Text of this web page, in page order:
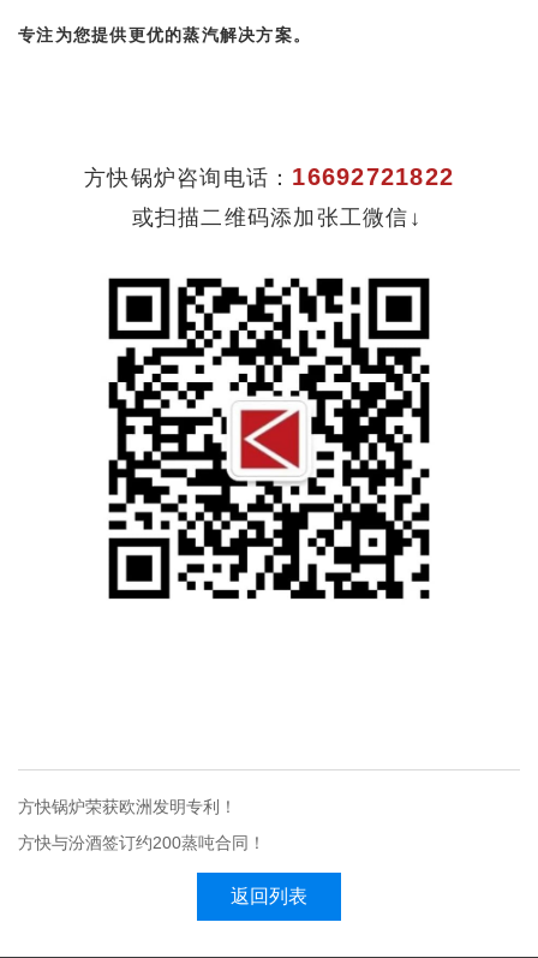
专注为您提供更优的蒸汽解决方案。
方快锅炉咨询电话： 16692721822
或扫描二维码添加张工微信↓
方快锅炉荣获欧洲发明专利！
方快与汾酒签订约200蒸吨合同！
返回列表